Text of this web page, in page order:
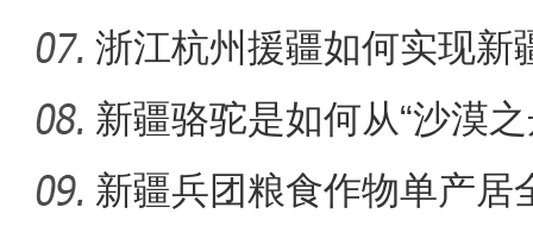
浙江杭州援疆如何实现新
门口创
新疆骆驼是如何从“沙漠
舟”的
新疆兵团粮食作物单产居